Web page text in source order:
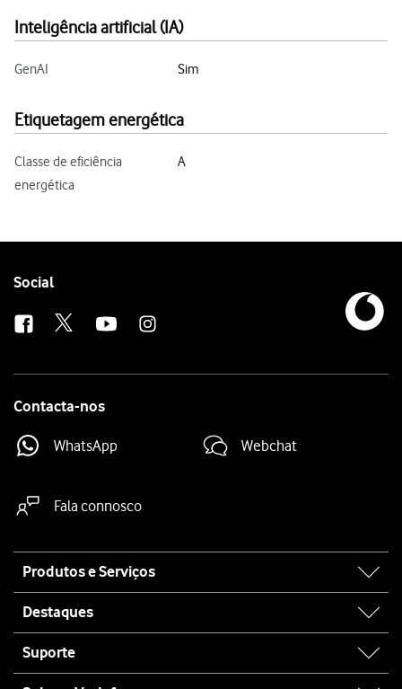
Inteligência artificial (IA)
GenAI Sim
Etiquetagem energética
Classe de eficiência
energética
A
Follow
Social
Contacta-nos
WhatsApp Webchat
Fala connosco
map
Produtos e Serviços
Destaques
Suporte